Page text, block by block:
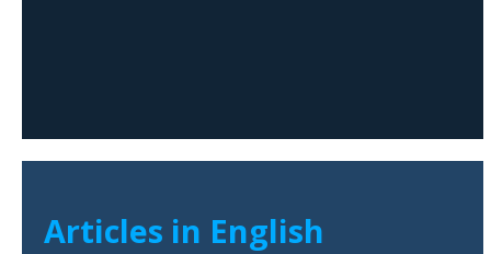
Articles in English